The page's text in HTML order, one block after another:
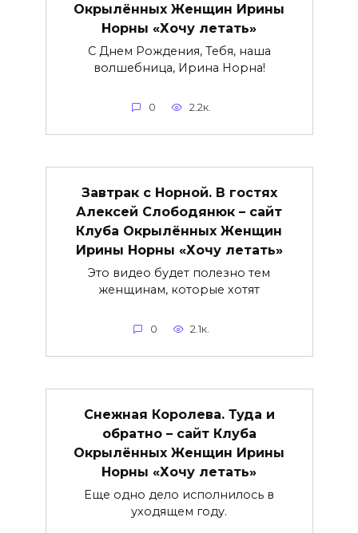
Окрылённых Женщин Ирины
Норны «Хочу летать»
С Днем Рождения, Тебя, наша
волшебница, Ирина Норна!
0 2.2к.
Завтрак с Норной. В гостях
Алексей Слободянюк – сайт
Клуба Окрылённых Женщин
Ирины Норны «Хочу летать»
Это видео будет полезно тем
женщинам, которые хотят
0 2.1к.
Снежная Королева. Туда и
обратно – сайт Клуба
Окрылённых Женщин Ирины
Норны «Хочу летать»
Еще одно дело исполнилось в
уходящем году.